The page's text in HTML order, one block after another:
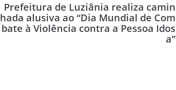
Prefeitura de Luziânia realiza camin
hada alusiva ao “Dia Mundial de Com
bate à Violência contra a Pessoa Idos
a”